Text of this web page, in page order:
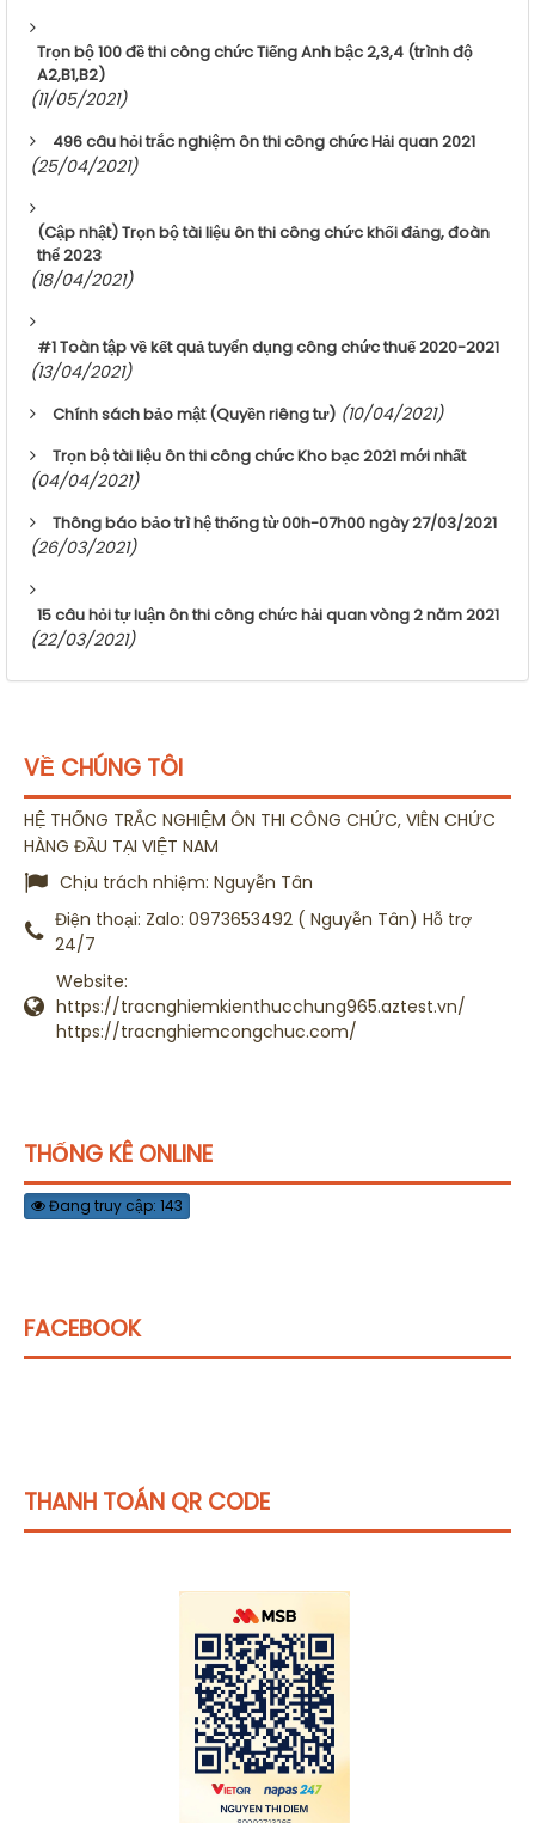
Trọn bộ 100 đề thi công chức Tiếng Anh bậc 2,3,4 (trình độ
A2,B1,B2)
(11/05/2021)
496 câu hỏi trắc nghiệm ôn thi công chức Hải quan 2021
(25/04/2021)
(Cập nhật) Trọn bộ tài liệu ôn thi công chức khối đảng, đoàn
thể 2023
(18/04/2021)
#1 Toàn tập về kết quả tuyển dụng công chức thuế 2020-2021
(13/04/2021)
Chính sách bảo mật (Quyền riêng tư) (10/04/2021)
Trọn bộ tài liệu ôn thi công chức Kho bạc 2021 mới nhất
(04/04/2021)
Thông báo bảo trì hệ thống từ 00h-07h00 ngày 27/03/2021
(26/03/2021)
15 câu hỏi tự luận ôn thi công chức hải quan vòng 2 năm 2021
(22/03/2021)
VỀ CHÚNG TÔI
HỆ THỐNG TRẮC NGHIỆM ÔN THI CÔNG CHỨC, VIÊN CHỨC
HÀNG ĐẦU TẠI VIỆT NAM
Chịu trách nhiệm: Nguyễn Tân
Điện thoại: Zalo: 0973653492 ( Nguyễn Tân) Hỗ trợ
24/7
Website:
https://tracnghiemkienthucchung965.aztest.vn/
https://tracnghiemcongchuc.com/
THỐNG KÊ ONLINE
Đang truy cập: 143
FACEBOOK
THANH TOÁN QR CODE